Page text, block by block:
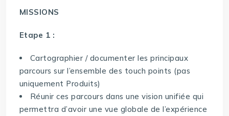
MISSIONS
Etape 1 :
Cartographier / documenter les principaux
parcours sur l’ensemble des touch points (pas
uniquement Produits)
Réunir ces parcours dans une vision unifiée qui
permettra d’avoir une vue globale de l’expérience